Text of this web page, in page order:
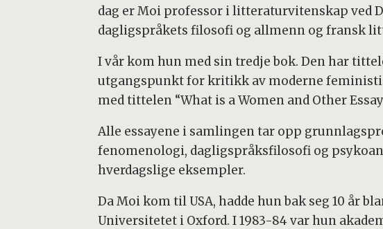
dag er Moi professor i litteraturvitenskap ved
dagligspråkets filosofi og allmenn og fransk
I vår kom hun med sin tredje bok. Den har
utgangspunkt for kritikk av moderne
med tittelen “What is a Women and Other
Alle essayene i samlingen tar opp
fenomenologi, dagligspråksfilosofi og
hverdagslige eksempler.
Da Moi kom til USA, hadde hun bak seg 10 år
Universitetet i Oxford. I 1983-84 var hun